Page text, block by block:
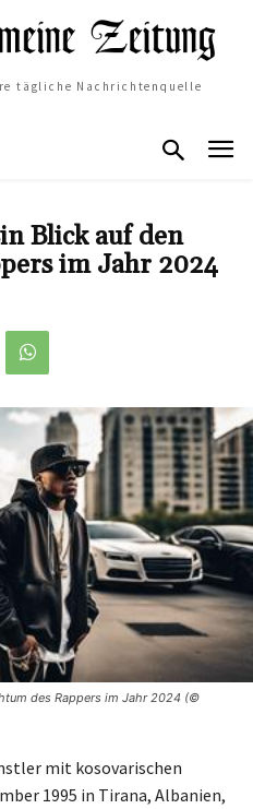
tägliche Nachrichtenquelle
Blick auf den
im Jahr 2024
des Rappers im Jahr 2024 (©
mit kosovarischen
1995 in Tirana, Albanien,